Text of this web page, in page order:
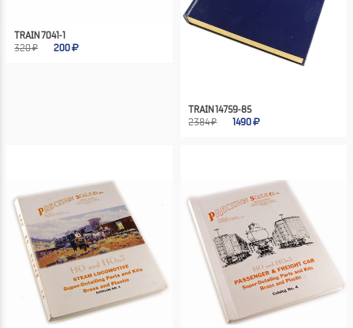
TRAIN 7041-1
320 ₽
200
TRAIN 14759-85
2384 ₽
1490